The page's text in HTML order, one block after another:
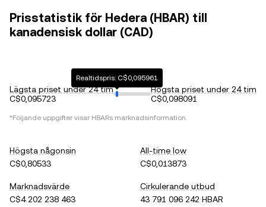
Prisstatistik för Hedera (HBAR) till
kanadensisk dollar (CAD)
Lägsta priset under 24 tim
C$0,095723
Realtidspris: C$0,095961
Högsta priset under 24 tim
C$0,098091
*Följande uppgifter visar HBARs marknadsinformation.
Högsta någonsin
C$0,80533
All-time low
C$0,013873
Marknadsvärde
C$4 202 238 463
Cirkulerande utbud
43 791 096 242 HBAR